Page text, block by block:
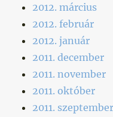
2012. március
2012. február
2012. január
2011. december
2011. november
2011. október
2011. szeptember